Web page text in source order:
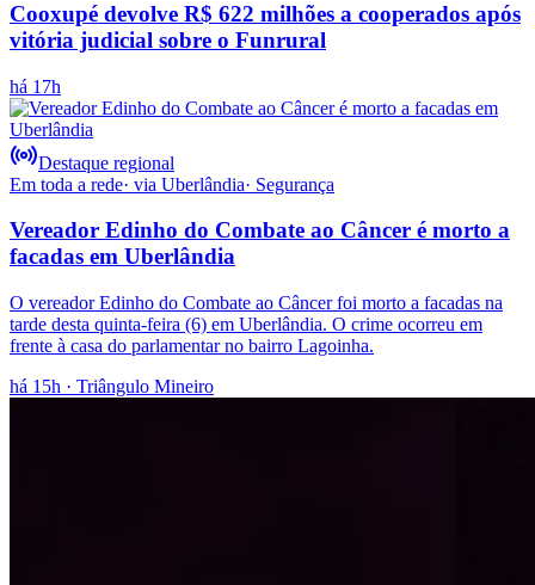
Cooxupé devolve R$ 622 milhões a cooperados após
vitória judicial sobre o Funrural
há 17h
Destaque regional
Em toda a rede· via Uberlândia· Segurança
Vereador Edinho do Combate ao Câncer é morto a
facadas em Uberlândia
O vereador Edinho do Combate ao Câncer foi morto a facadas na
tarde desta quinta-feira (6) em Uberlândia. O crime ocorreu em
frente à casa do parlamentar no bairro Lagoinha.
há 15h · Triângulo Mineiro